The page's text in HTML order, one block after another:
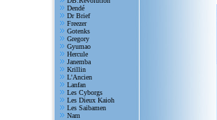
Dendé
Dr Brief
Freezer
Gotenks
Gregory
Gyumao
Hercule
Janemba
Krillin
L'Ancien
Lanfan
Les Cyborgs
Les Dieux Kaioh
Les Saibamen
Nam